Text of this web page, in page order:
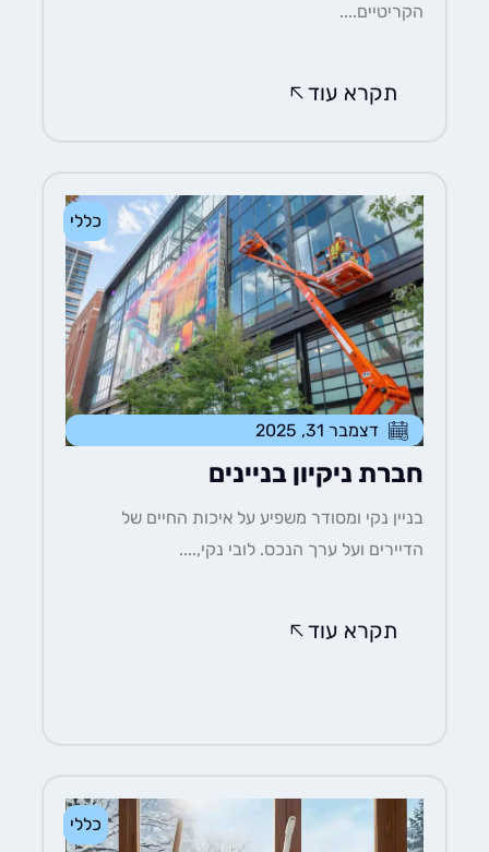
הקריטיים....
תקרא עוד
כללי
דצמבר 31, 2025
חברת ניקיון בניינים
בניין נקי ומסודר משפיע על איכות החיים של
הדיירים ועל ערך הנכס. לובי נקי,....
תקרא עוד
כללי